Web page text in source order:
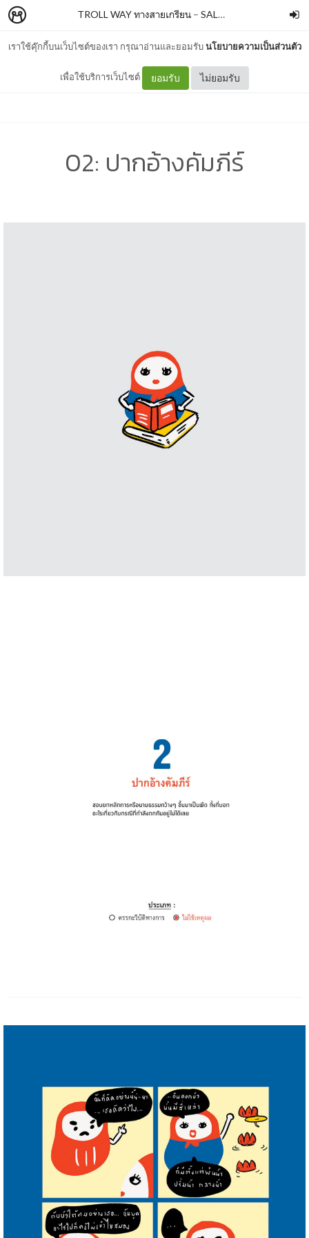
เราใช้คุ๊กกี้บนเว็บไซต์ของเรา กรุณาอ่านและยอมรับนโยบายความเป็นส่วนตัว
เพื่อใช้บริการเว็บไซต์ ยอมรับ ไม่ยอมรับ
TROLL WAY ทางสายเกรียน – SALMONBOOKS
02: ปากอ้างคัมภีร์